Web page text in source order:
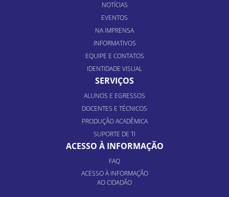
NOTÍCIAS
EVENTOS
NA IMPRENSA
INFORMATIVOS
EQUIPE E CONTATOS
IDENTIDADE VISUAL
SERVIÇOS
ALUNOS E EGRESSOS
DOCENTES E TÉCNICOS
PRODUÇÃO ACADÊMICA
SUPORTE DE TI
ACESSO À INFORMAÇÃO
FAQ
ACESSO À INFORMAÇÃO
AO CIDADÃO